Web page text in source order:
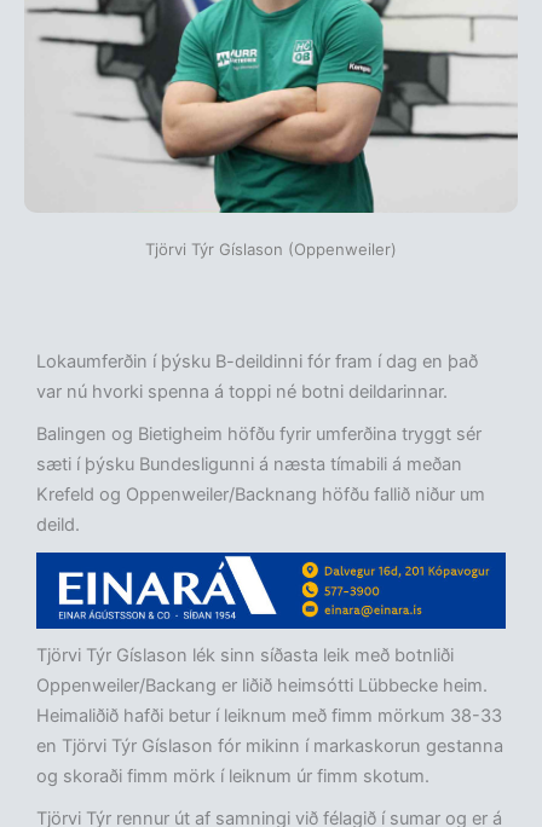
Tjörvi Týr Gíslason (Oppenweiler)
Lokaumferðin í þýsku B-deildinni fór fram í dag en það
var nú hvorki spenna á toppi né botni deildarinnar.
Balingen og Bietigheim höfðu fyrir umferðina tryggt sér
sæti í þýsku Bundesligunni á næsta tímabili á meðan
Krefeld og Oppenweiler/Backnang höfðu fallið niður um
deild.
Tjörvi Týr Gíslason lék sinn síðasta leik með botnliði
Oppenweiler/Backang er liðið heimsótti Lübbecke heim.
Heimaliðið hafði betur í leiknum með fimm mörkum 38-33
en Tjörvi Týr Gíslason fór mikinn í markaskorun gestanna
og skoraði fimm mörk í leiknum úr fimm skotum.
Tjörvi Týr rennur út af samningi við félagið í sumar og er á